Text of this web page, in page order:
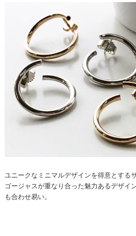
ユニークなミニマルデザインを得意とする
ゴージャスが重なり合った魅力あるデザイ
も合わせ易い。